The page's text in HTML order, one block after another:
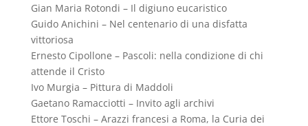
Gian Maria Rotondi – Il digiuno eucaristico
Guido Anichini – Nel centenario di una disfatta
vittoriosa
Ernesto Cipollone – Pascoli: nella condizione di chi
attende il Cristo
Ivo Murgia – Pittura di Maddoli
Gaetano Ramacciotti – Invito agli archivi
Ettore Toschi – Arazzi francesi a Roma, la Curia dei